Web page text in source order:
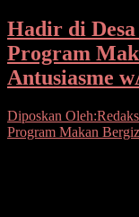
Hadir di Desa
Program
Antusiasme
Diposkan
Program Makan